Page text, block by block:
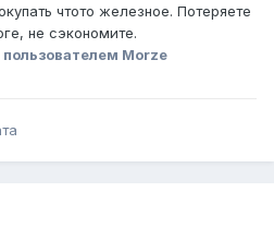
чтото железное. Потеряете
не сэкономите.
пользователем Morze